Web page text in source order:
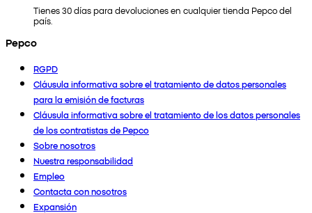
Tienes 30 días para devoluciones en cualquier tienda Pepco del
país.
Pepco
RGPD
Cláusula informativa sobre el tratamiento de datos personales
para la emisión de facturas
Cláusula informativa sobre el tratamiento de los datos personales
de los contratistas de Pepco
Sobre nosotros
Nuestra responsabilidad
Empleo
Contacta con nosotros
Expansión